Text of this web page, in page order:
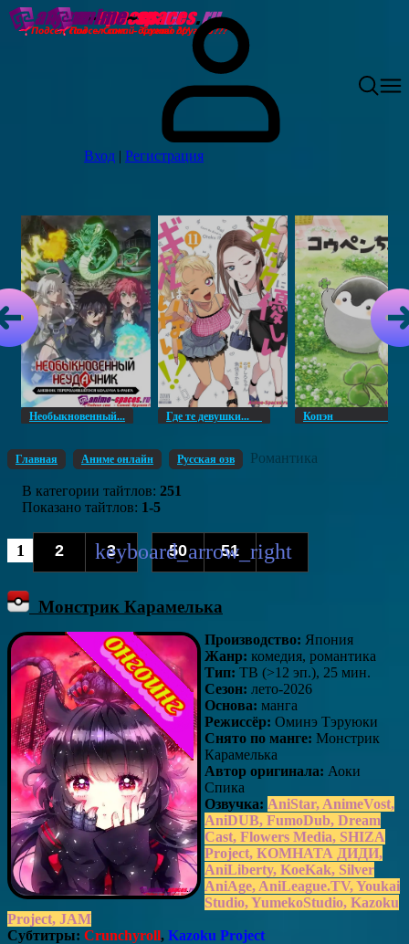
Вход | Регистрация
Необыкновенный... Где те девушки... Копэн
Главная Аниме онлайн Русская озв Романтика
В категории тайтлов: 251
Показано тайтлов: 1-5
1 2 3 ... 50 51
Монстрик Карамелька
Производство: Япония
Жанр: комедия, романтика
Тип: ТВ (>12 эп.), 25 мин.
Сезон: лето-2026
Основа: манга
Режиссёр: Оминэ Тэруюки
Снято по манге: Монстрик
Карамелька
Автор оригинала: Аоки
Спика
Озвучка: AniStar, AnimeVost,
AniDUB, FumoDub, Dream
Cast, Flowers Media, SHIZA
Project, КОМНАТА ДИДИ,
AniLiberty, KoeKak, Silver
AniAge, AniLeague.TV, Youkai
Studio, YumekoStudio, Kazoku
Project, JAM
Субтитры: Crunchyroll, Kazoku Project